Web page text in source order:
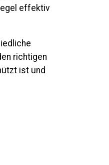
effektiv
richtigen
ist und